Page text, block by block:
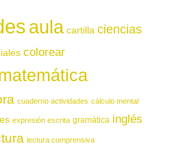
aula cartilla ciencias
colorear
cuaderno actividades cálculo mental
expresión escrita gramática inglés
lectura comprensiva